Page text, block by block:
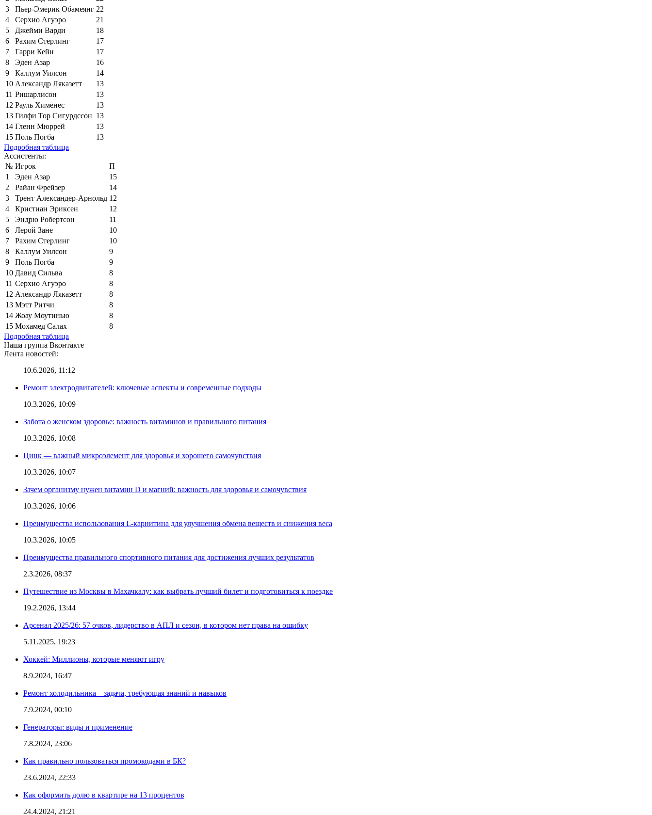
3
Пьер-Эмерик Обамеянг 22
4
Серхио Агуэро
21
5
Джейми Варди
18
6
Рахим Стерлинг
17
7
Гарри Кейн
17
8
Эден Азар
16
9
Каллум Уилсон
14
10 Александр Ляказетт
13
11 Ришарлисон
13
12 Рауль Хименес
13
13 Гилфи Тор Сигурдссон 13
14 Гленн Мюррей
13
15 Поль Погба
13
Подробная таблица
Ассистенты:
№ Игрок
П
1
Эден Азар
15
2
Райан Фрейзер
14
3
Трент Александер-Арнольд 12
4
Кристиан Эриксен
12
5
Эндрю Робертсон
11
6
Лерой Зане
10
7
Рахим Стерлинг
10
8
Каллум Уилсон
9
9
Поль Погба
9
10 Давид Сильва
8
11 Серхио Агуэро
8
12 Александр Ляказетт
8
13 Мэтт Ритчи
8
14 Жоау Моутинью
8
15 Мохамед Салах
8
Подробная таблица
Наша группа Вконтакте
Лента новостей:
10.6.2026, 11:12
Ремонт электродвигателей: ключевые аспекты и современные подходы
10.3.2026, 10:09
Забота о женском здоровье: важность витаминов и правильного питания
10.3.2026, 10:08
Цинк — важный микроэлемент для здоровья и хорошего самочувствия
10.3.2026, 10:07
Зачем организму нужен витамин D и магний: важность для здоровья и самочувствия
10.3.2026, 10:06
Преимущества использования L-карнитина для улучшения обмена веществ и снижения веса
10.3.2026, 10:05
Преимущества правильного спортивного питания для достижения лучших результатов
2.3.2026, 08:37
Путешествие из Москвы в Махачкалу: как выбрать лучший билет и подготовиться к поездке
19.2.2026, 13:44
Арсенал 2025/26: 57 очков, лидерство в АПЛ и сезон, в котором нет права на ошибку
5.11.2025, 19:23
Хоккей: Миллионы, которые меняют игру
8.9.2024, 16:47
Ремонт холодильника – задача, требующая знаний и навыков
7.9.2024, 00:10
Генераторы: виды и применение
7.8.2024, 23:06
Как правильно пользоваться промокодами в БК?
23.6.2024, 22:33
Как оформить долю в квартире на 13 процентов
24.4.2024, 21:21